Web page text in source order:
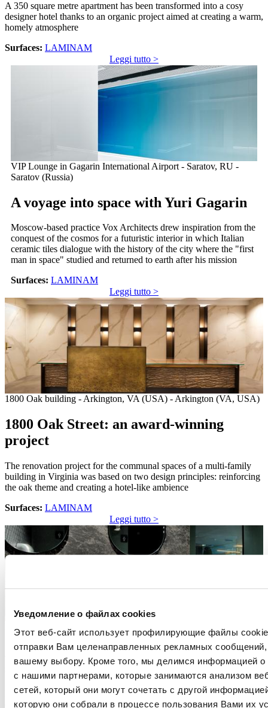
Уведомление о файлах cookies
Этот веб-сайт использует профилирующие файлы
отправки Вам целенаправленных рекламных
вашему выбору. Кроме того, мы делимся информацией
с нашими партнерами, которые занимаются анализом
сетей, который они могут сочетать с другой
которую они собрали в процессе пользования Вами их
A 350 square metre apartment has been transformed into a cosy
designer hotel thanks to an organic project aimed at creating a warm,
homely atmosphere
Surfaces: LAMINAM
Leggi tutto >
VIP Lounge in Gagarin International Airport - Saratov, RU -
Saratov (Russia)
A voyage into space with Yuri Gagarin
Moscow-based practice Vox Architects drew inspiration from the
conquest of the cosmos for a futuristic interior in which Italian
ceramic tiles dialogue with the history of the city where the "first
man in space" studied and returned to earth after his mission
Surfaces: LAMINAM
Leggi tutto >
1800 Oak building - Arkington, VA (USA) - Arkington (VA, USA)
1800 Oak Street: an award-winning
project
The renovation project for the communal spaces of a multi-family
building in Virginia was based on two design principles: reinforcing
the oak theme and creating a hotel-like ambience
Surfaces: LAMINAM
Leggi tutto >
A gourmet eatery with a cosmopolitan
spirit in Nola
Ro World Experience: Café, Bistro, Patisserie... An elegant space
designed by Studioarcho that creates the perfect atmosphere at any